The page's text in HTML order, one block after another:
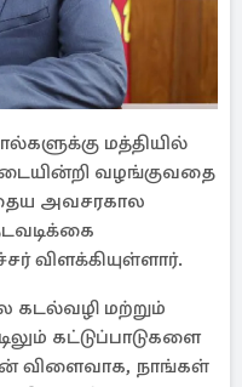
மத்தியில்
வழங்குவதை
அவசரகால
விளக்கியுள்ளார்.
மற்றும்
கட்டுப்பாடுகளை
விளைவாக, நாங்கள்